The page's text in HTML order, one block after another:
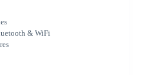
notebook
& WiFi